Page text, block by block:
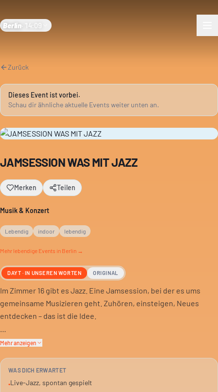
Berlin 14:09
Zurück
Dieses Event ist vorbei.
Schau dir ähnliche aktuelle Events weiter unten an.
JAMSESSION WAS MIT JAZZ
Merken Teilen
Musik & Konzert
Lebendig indoor lebendig
Mehr lebendige Events in Berlin →
DAYT · IN UNSEREN WORTEN ORIGINAL
Im Zimmer 16 gibt es Jazz. Eine Jamsession, bei der es ums
gemeinsame Musizieren geht. Zuhören, einsteigen, Neues
entdecken – das ist die Idee.
Du kannst jederzeit mitmachen. Oder einfach nur zuhören. Es
für alle Jazz-Fans.
Mehr anzeigen
WAS DICH ERWARTET
•Live-Jazz, spontan gespielt